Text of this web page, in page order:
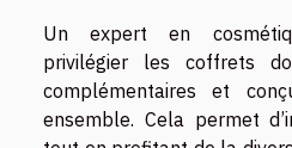
Un expert en
privilégier les coffrets
complémentaires et
ensemble. Cela permet